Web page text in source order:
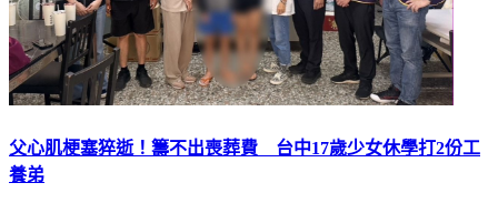
父心肌梗塞猝逝！籌不出喪葬費 台中17歲少女休學打2份工